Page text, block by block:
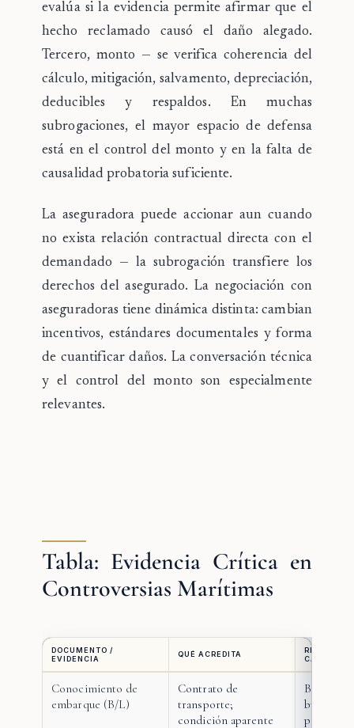
evalúa si la evidencia permite afirmar que el
hecho reclamado causó el daño alegado.
Tercero, monto — se verifica coherencia del
cálculo, mitigación, salvamento, depreciación,
deducibles y respaldos. En muchas
subrogaciones, el mayor espacio de defensa
está en el control del monto y en la falta de
causalidad probatoria suficiente.
La aseguradora puede accionar aun cuando
no exista relación contractual directa con el
demandado — la subrogación transfiere los
derechos del asegurado. La negociación con
aseguradoras tiene dinámica distinta: cambian
incentivos, estándares documentales y forma
de cuantificar daños. La conversación técnica
y el control del monto son especialmente
relevantes.
Tabla: Evidencia Crítica en
Controversias Marítimas
DOCUMENTO /
EVIDENCIA
QUÉ ACREDITA
CASO
Conocimiento de
embarque (B/L)
Contrato de
transporte;
condición aparente
B/L
buen
protegen